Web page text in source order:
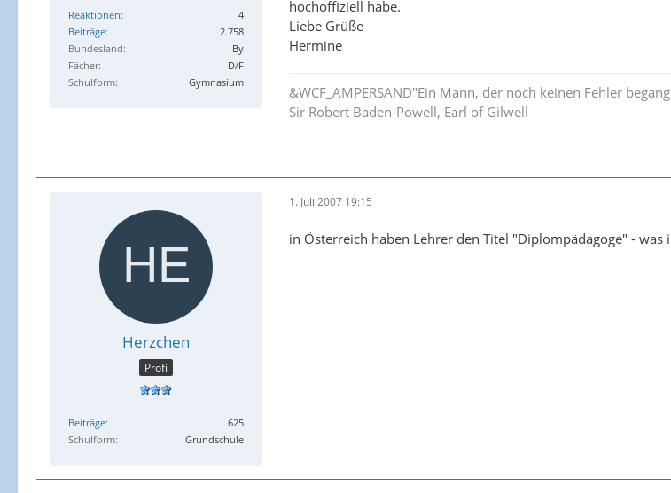
Reaktionen
4
Beiträge
2.758
Bundesland
By
Fächer
D/F
Schulform
Gymnasium
hochoffiziell habe.
Liebe Grüße
Hermine
&WCF_AMPERSAND"Ein Mann, der noch keinen Fehler
Sir Robert Baden-Powell, Earl of Gilwell
Herzchen
Profi
Beiträge
625
Schulform
Grundschule
1. Juli 2007 19:15
in Österreich haben Lehrer den Titel "Diplompädagoge" -